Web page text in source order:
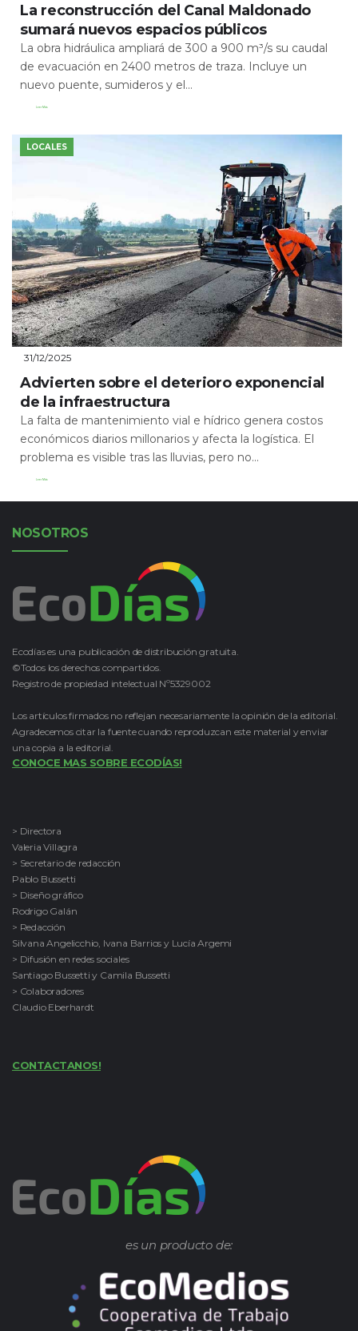
La reconstrucción del Canal Maldonado
sumará nuevos espacios públicos
La obra hidráulica ampliará de 300 a 900 m³/s su caudal
de evacuación en 2400 metros de traza. Incluye un
nuevo puente, sumideros y el...
Leer Más
LOCALES
31/12/2025
Advierten sobre el deterioro exponencial
de la infraestructura
La falta de mantenimiento vial e hídrico genera costos
económicos diarios millonarios y afecta la logística. El
problema es visible tras las lluvias, pero no...
Leer Más
NOSOTROS
Ecodías es una publicación de distribución gratuita.
©Todos los derechos compartidos.
Registro de propiedad intelectual Nº5329002
Los artículos firmados no reflejan necesariamente la opinión de la editorial.
Agradecemos citar la fuente cuando reproduzcan este material y enviar
una copia a la editorial.
CONOCE MAS SOBRE ECODÍAS!
> Directora
Valeria Villagra
> Secretario de redacción
Pablo Bussetti
> Diseño gráfico
Rodrigo Galán
> Redacción
Silvana Angelicchio, Ivana Barrios y Lucía Argemi
> Difusión en redes sociales
Santiago Bussetti y Camila Bussetti
> Colaboradores
Claudio Eberhardt
CONTACTANOS!
es un producto de: